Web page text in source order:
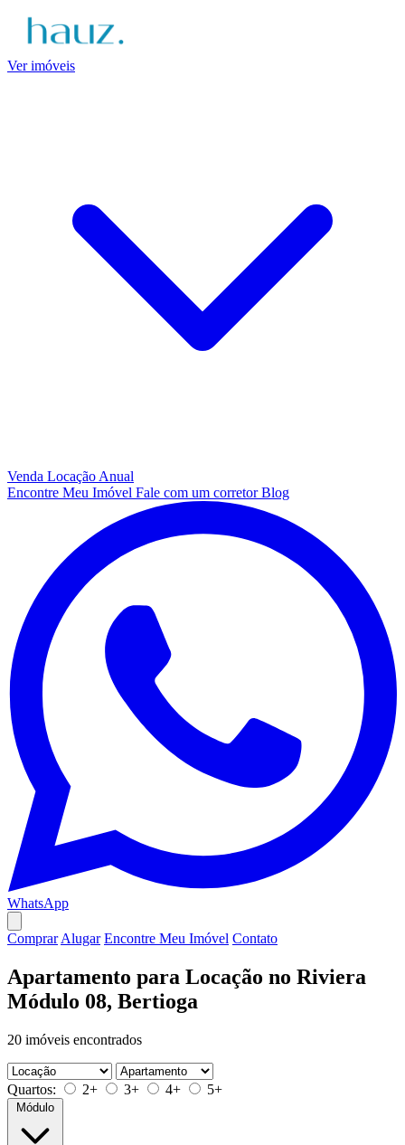
Ver imóveis
Venda Locação Anual
Encontre Meu Imóvel Fale com um corretorBlog
WhatsApp
Comprar Alugar Encontre Meu Imóvel Contato
Apartamento para Locação no Riviera
Módulo 08, Bertioga
20 imóveis encontrados
Quartos: 2+ 3+ 4+ 5+
Módulo